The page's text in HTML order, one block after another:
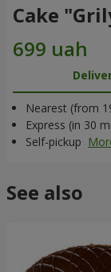
Cake
Nearest (from
Express (in 30
Self-pickup
See also